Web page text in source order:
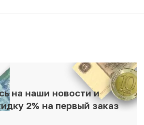
на наши новости и
2% на первый заказ